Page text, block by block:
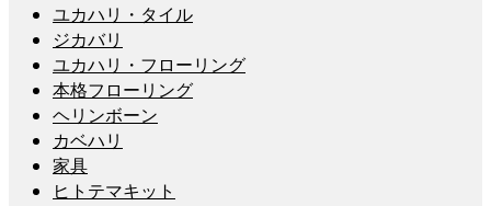
ユカハリ・タイル
ジカバリ
ユカハリ・フローリング
本格フローリング
ヘリンボーン
カベハリ
家具
ヒトテマキット